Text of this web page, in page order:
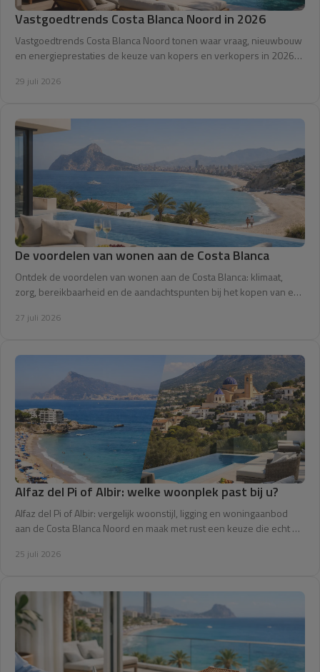
Vastgoedtrends Costa Blanca Noord in 2026
Vastgoedtrends Costa Blanca Noord tonen waar vraag, nieuwbouw
en energieprestaties de keuze van kopers en verkopers in 2026
29 juli 2026
De voordelen van wonen aan de Costa Blanca
Ontdek de voordelen van wonen aan de Costa Blanca: klimaat,
zorg, bereikbaarheid en de aandachtspunten bij het kopen van een
27 juli 2026
Alfaz del Pi of Albir: welke woonplek past bij u?
Alfaz del Pi of Albir: vergelijk woonstijl, ligging en woningaanbod
aan de Costa Blanca Noord en maak met rust een keuze die echt bij
25 juli 2026